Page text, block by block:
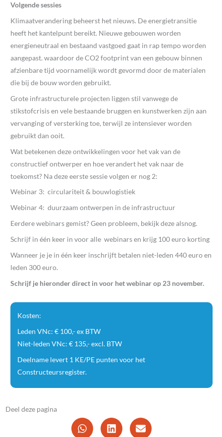
Volgende sessies
Klimaatverandering beheerst het nieuws. De energietransitie
heeft het kantelpunt bereikt. Nieuwe gebouwen worden
energieneutraal en bestaand vastgoed gaat in rap tempo worden
aangepast. waardoor de CO2 footprint van een gebouw binnen
afzienbare tijd voornamelijk wordt gevormd door de materialen
die bij de bouw worden gebruikt.
Grote infrastructurele projecten liggen stil vanwege de
stikstofcrisis en vele bestaande bruggen en kunstwerken zijn aan
vervanging of versterking toe, terwijl ze intensiever worden
gebruikt dan ooit.
Wat betekenen deze ontwikkelingen voor het vak van de
constructief ontwerper en hoe verandert het vak naar de
toekomst? Na deze eerste sessie volgen er nog 2:
Webinar 3: circulariteit & bouwlogistiek
Webinar 4: duurzaam ontwerpen in de infrastructuur
Eerdere webinars gemist? Geen probleem, bekijk deze alsnog.
Schrijf in één keer in voor alle webinars en krijg 100 euro korting
Wanneer je je in één keer inschrijft betalen niet-leden 440 euro en
leden 300 euro.
Schrijf je hieronder direct in voor het webinar op 23 november.
Kosten:
Leden VNc: € 100,- ex BTW
Niet-leden VNc: € 135,- excl. BTW
Deelname levert 1 KE/PE punten voor het
Constructeursregister.
Deel deze pagina